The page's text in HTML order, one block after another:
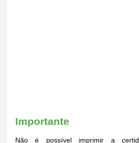
Importante
Não é possível imprimir a